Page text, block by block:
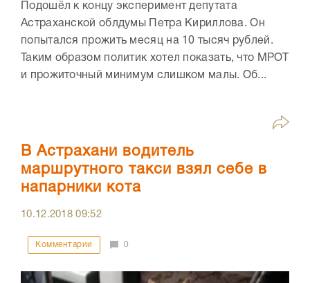
Подошёл к концу эксперимент депутата
Астраханской облдумы Петра Кириллова. Он
попытался прожить месяц на 10 тысяч рублей.
Таким образом политик хотел показать, что МРОТ
и прожиточный минимум слишком малы. Об...
В Астрахани водитель
маршрутного такси взял себе в
напарники кота
10.12.201809:52
Комментарии 0